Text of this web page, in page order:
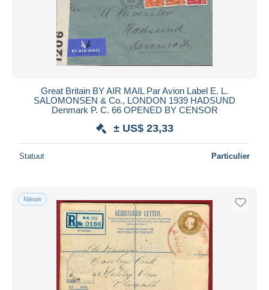
Great Britain BY AIR MAIL Par Avion Label E. L.
SALOMONSEN & Co., LONDON 1939 HADSUND
Denmark P. C. 66 OPENED BY CENSOR
± US$ 23,33
Statuut Particulier
Nieuw